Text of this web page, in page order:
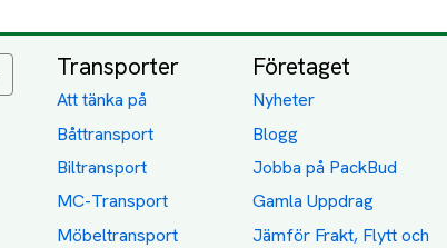
Transporter
Att tänka på
Båttransport
Biltransport
MC-Transport
Möbeltransport
Företaget
Nyheter
Blogg
Jobba på PackBud
Gamla Uppdrag
Jämför Frakt, Flytt och